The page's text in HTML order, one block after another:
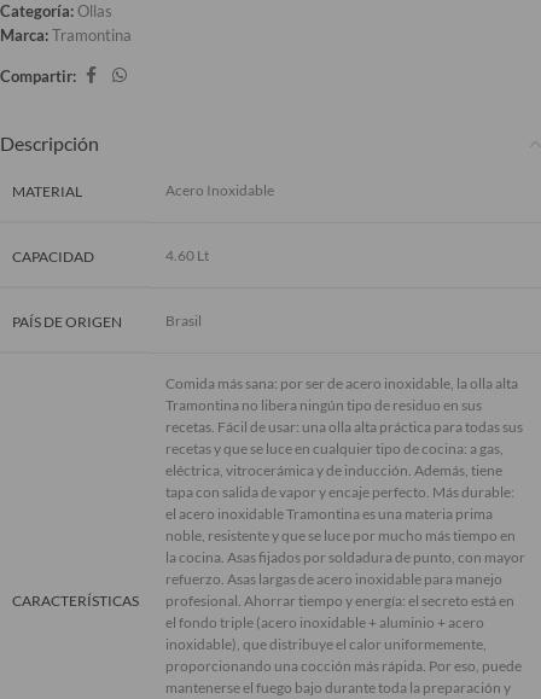
Categoría:Ollas
Marca:Tramontina
Compartir:
Descripción
MATERIAL Acero Inoxidable
CAPACIDAD 4.60 Lt
PAÍS DE ORIGEN Brasil
CARACTERÍSTICAS
Comida más sana: por ser de acero inoxidable, la olla alta
Tramontina no libera ningún tipo de residuo en sus
recetas. Fácil de usar: una olla alta práctica para todas sus
recetas y que se luce en cualquier tipo de cocina: a gas,
eléctrica, vitrocerámica y de inducción. Además, tiene
tapa con salida de vapor y encaje perfecto. Más durable:
el acero inoxidable Tramontina es una materia prima
noble, resistente y que se luce por mucho más tiempo en
la cocina. Asas fijados por soldadura de punto, con mayor
refuerzo. Asas largas de acero inoxidable para manejo
profesional. Ahorrar tiempo y energía: el secreto está en
el fondo triple (acero inoxidable + aluminio + acero
inoxidable), que distribuye el calor uniformemente,
proporcionando una cocción más rápida. Por eso, puede
mantenerse el fuego bajo durante toda la preparación y